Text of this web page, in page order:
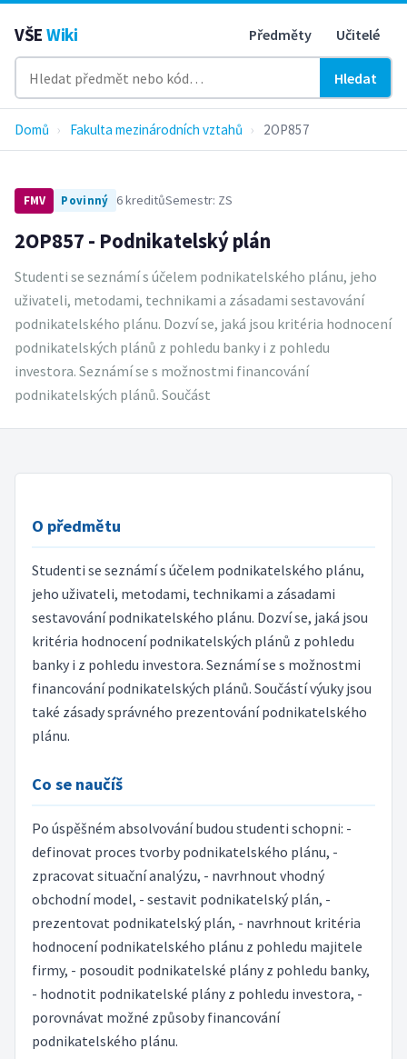
VŠE Wiki Předměty Učitelé
Hledat
Domů › Fakulta mezinárodních vztahů › 2OP857
FMV Povinný 6 kreditůSemestr: ZS
2OP857 - Podnikatelský plán
Studenti se seznámí s účelem podnikatelského plánu, jeho
uživateli, metodami, technikami a zásadami sestavování
podnikatelského plánu. Dozví se, jaká jsou kritéria hodnocení
podnikatelských plánů z pohledu banky i z pohledu
investora. Seznámí se s možnostmi financování
podnikatelských plánů. Součást
O předmětu
Studenti se seznámí s účelem podnikatelského plánu,
jeho uživateli, metodami, technikami a zásadami
sestavování podnikatelského plánu. Dozví se, jaká jsou
kritéria hodnocení podnikatelských plánů z pohledu
banky i z pohledu investora. Seznámí se s možnostmi
financování podnikatelských plánů. Součástí výuky jsou
také zásady správného prezentování podnikatelského
plánu.
Co se naučíš
Po úspěšném absolvování budou studenti schopni: -
definovat proces tvorby podnikatelského plánu, -
zpracovat situační analýzu, - navrhnout vhodný
obchodní model, - sestavit podnikatelský plán, -
prezentovat podnikatelský plán, - navrhnout kritéria
hodnocení podnikatelského plánu z pohledu majitele
firmy, - posoudit podnikatelské plány z pohledu banky,
- hodnotit podnikatelské plány z pohledu investora, -
porovnávat možné způsoby financování
podnikatelského plánu.